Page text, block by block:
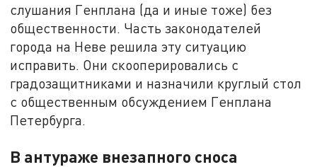
слушания Генплана (да и иные тоже) без
общественности. Часть законодателей
города на Неве решила эту ситуацию
исправить. Они скооперировались с
градозащитниками и назначили круглый стол
с общественным обсуждением Генплана
Петербурга.
В антураже внезапного сноса